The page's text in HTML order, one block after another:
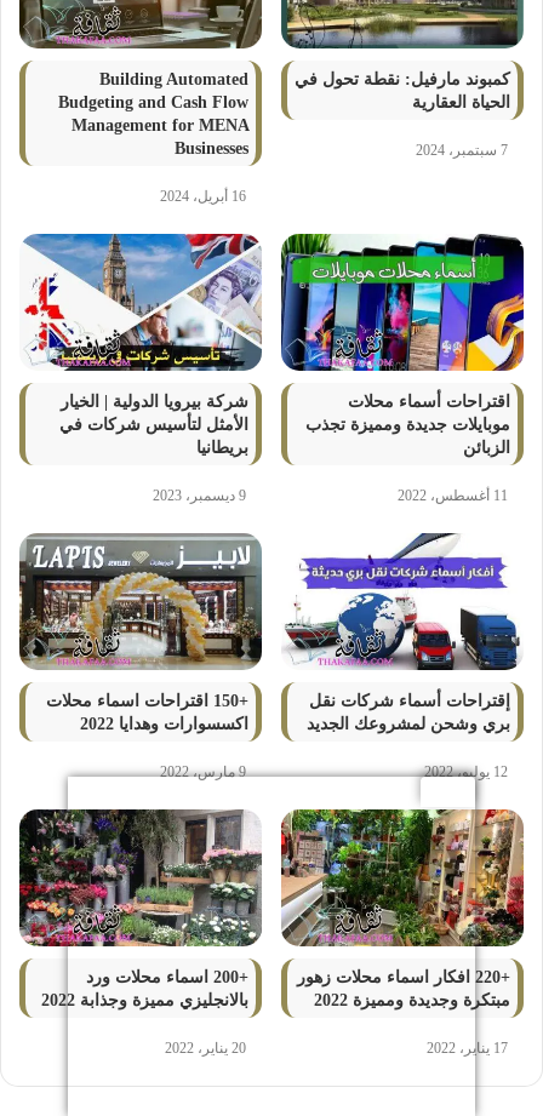
كمبوند مارفيل: نقطة تحول في
الحياة العقارية
7 سبتمبر، 2024
Building Automated
Budgeting and Cash Flow
Management for MENA
Businesses
16 أبريل، 2024
اقتراحات أسماء محلات
موبايلات جديدة ومميزة تجذب
الزبائن
11 أغسطس، 2022
شركة بيرويا الدولية | الخيار
الأمثل لتأسيس شركات في
بريطانيا
9 ديسمبر، 2023
إقتراحات أسماء شركات نقل
بري وشحن لمشروعك الجديد
12 يوليو، 2022
+150 اقتراحات اسماء محلات
اكسسوارات وهدايا 2022
9 مارس، 2022
+220 افكار اسماء محلات زهور
مبتكرة وجديدة ومميزة 2022
17 يناير، 2022
+200 اسماء محلات ورد
بالانجليزي مميزة وجذابة 2022
20 يناير، 2022